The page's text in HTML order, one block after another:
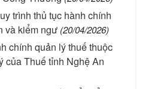
trình thủ tục hành chính
và kiểm ngư (20/04/2026)
chính quản lý thuế thuộc
của Thuế tỉnh Nghệ An